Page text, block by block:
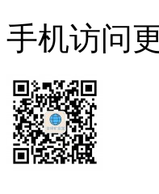
手机访问